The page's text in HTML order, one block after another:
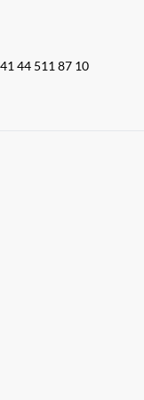
44 511 87 10